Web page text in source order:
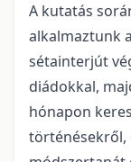
A kutatás
alkalmaztunk
sétainterjút
diádokkal,
hónapon
történésekről,